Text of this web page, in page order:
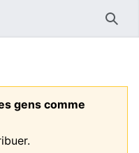
gens comme